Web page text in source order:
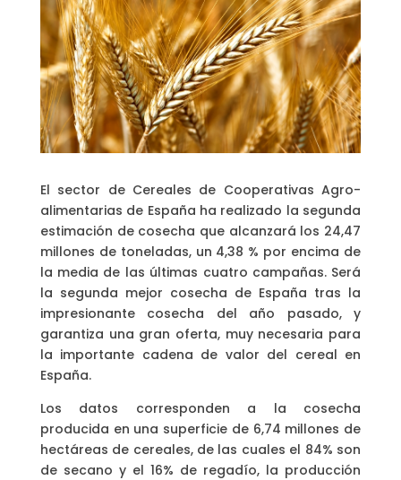
El sector de Cereales de Cooperativas Agro-
alimentarias de España ha realizado la segunda
estimación de cosecha que alcanzará los 24,47
millones de toneladas, un 4,38 % por encima de
la media de las últimas cuatro campañas. Será
la segunda mejor cosecha de España tras la
impresionante cosecha del año pasado, y
garantiza una gran oferta, muy necesaria para
la importante cadena de valor del cereal en
España.
Los datos corresponden a la cosecha
producida en una superficie de 6,74 millones de
hectáreas de cereales, de las cuales el 84% son
de secano y el 16% de regadío, la producción